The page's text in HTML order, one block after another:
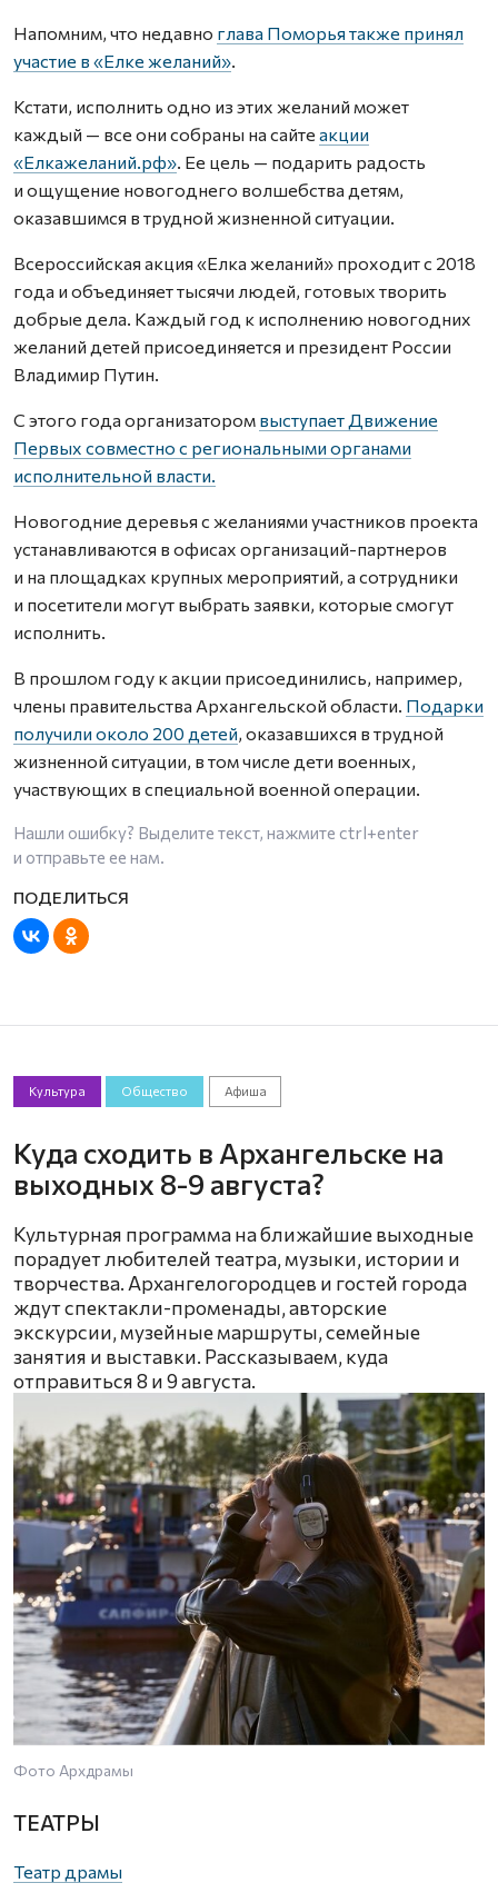
Напомним, что недавно глава Поморья также принял
участие в «Елке желаний».
Кстати, исполнить одно из этих желаний может
каждый — все они собраны на сайте акции
«Елкажеланий.рф». Ее цель — подарить радость
и ощущение новогоднего волшебства детям,
оказавшимся в трудной жизненной ситуации.
Всероссийская акция «Елка желаний» проходит с 2018
года и объединяет тысячи людей, готовых творить
добрые дела. Каждый год к исполнению новогодних
желаний детей присоединяется и президент России
Владимир Путин.
С этого года организатором выступает Движение
Первых совместно с региональными органами
исполнительной власти.
Новогодние деревья с желаниями участников проекта
устанавливаются в офисах организаций-партнеров
и на площадках крупных мероприятий, а сотрудники
и посетители могут выбрать заявки, которые смогут
исполнить.
В прошлом году к акции присоединились, например,
члены правительства Архангельской области. Подарки
получили около 200 детей, оказавшихся в трудной
жизненной ситуации, в том числе дети военных,
участвующих в специальной военной операции.
Нашли ошибку? Выделите текст, нажмите ctrl+enter
и отправьте ее нам.
Культура Общество Афиша
Куда сходить в Архангельске на
выходных 8-9 августа?
Культурная программа на ближайшие выходные
порадует любителей театра, музыки, истории и
творчества. Архангелогородцев и гостей города
ждут спектакли-променады, авторские
экскурсии, музейные маршруты, семейные
занятия и выставки. Рассказываем, куда
отправиться 8 и 9 августа.
Фото Архдрамы
ТЕАТРЫ
Театр драмы